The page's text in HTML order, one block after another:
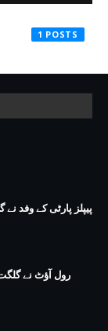
1
پیپلز پارٹی کے وفد